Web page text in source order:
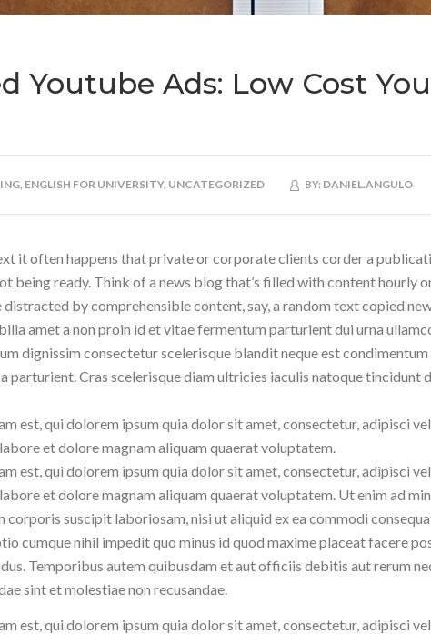
Youtube Ads: Low Cost
ENGLISH FOR UNIVERSITY, UNCATEGORIZED BY: DANIEL.ANGULO
it often happens that private or corporate clients corder a
being ready. Think of a news blog that’s filled with content hourly
by comprehensible content, say, a random text copied
amet a non proin id et vitae fermentum parturient dui urna
dignissim consectetur scelerisque blandit neque est
parturient. Cras scelerisque diam ultricies iaculis natoque tincidunt
est, qui dolorem ipsum quia dolor sit amet, consectetur, adipisci
et dolore magnam aliquam quaerat voluptatem.
est, qui dolorem ipsum quia dolor sit amet, consectetur, adipisci
et dolore magnam aliquam quaerat voluptatem. Ut enim ad
corporis suscipit laboriosam, nisi ut aliquid ex ea commodi
cumque nihil impedit quo minus id quod maxime placeat facere
Temporibus autem quibusdam et aut officiis debitis aut rerum
sint et molestiae non recusandae.
est, qui dolorem ipsum quia dolor sit amet, consectetur, adipisci